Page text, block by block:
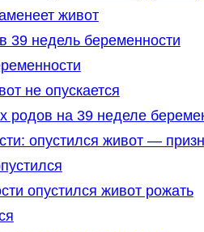
живот
недель беременности
не опускается
родов на 39 неделе
опустился живот —
опустился живот рожать